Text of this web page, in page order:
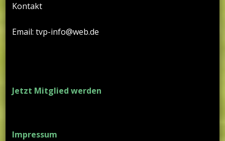
Kontakt
Email: tvp-info@web.de
Jetzt Mitglied werden
Impressum